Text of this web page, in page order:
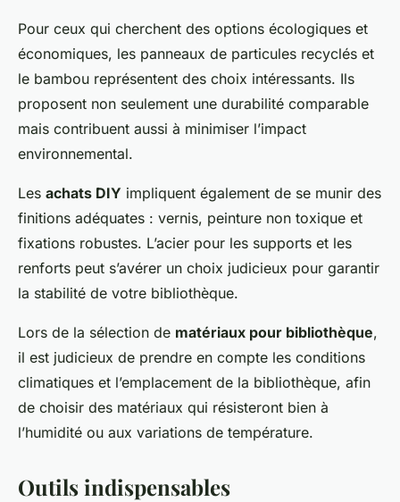
Pour ceux qui cherchent des options écologiques et
économiques, les panneaux de particules recyclés et
le bambou représentent des choix intéressants. Ils
proposent non seulement une durabilité comparable
mais contribuent aussi à minimiser l’impact
environnemental.
Les achats DIY impliquent également de se munir des
finitions adéquates : vernis, peinture non toxique et
fixations robustes. L’acier pour les supports et les
renforts peut s’avérer un choix judicieux pour garantir
la stabilité de votre bibliothèque.
Lors de la sélection de matériaux pour bibliothèque,
il est judicieux de prendre en compte les conditions
climatiques et l’emplacement de la bibliothèque, afin
de choisir des matériaux qui résisteront bien à
l’humidité ou aux variations de température.
Outils indispensables